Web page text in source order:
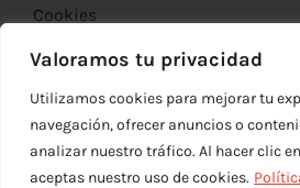
Valoramos tu privacidad
Utilizamos cookies para mejorar tu
navegación, ofrecer anuncios o
analizar nuestro tráfico. Al hacer clic
aceptas nuestro uso de cookies.
Cookies
Devoluciones